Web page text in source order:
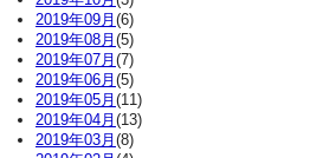
2019年09月 (6)
2019年08月 (5)
2019年07月 (7)
2019年06月 (5)
2019年05月 (11)
2019年04月 (13)
2019年03月 (8)